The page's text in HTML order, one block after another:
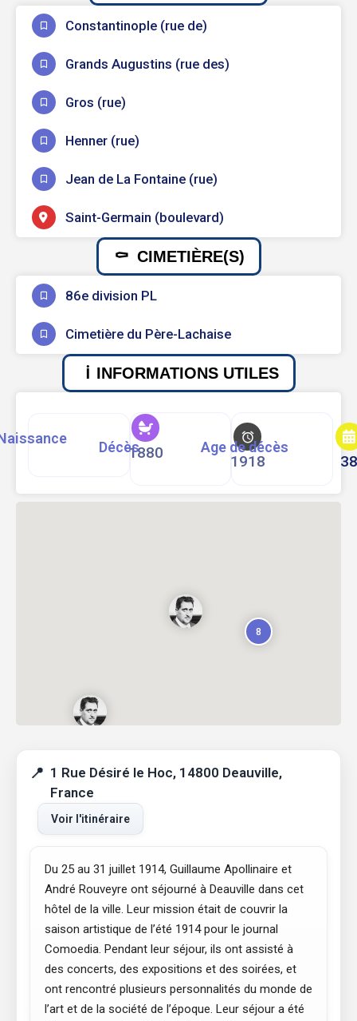
Constantinople (rue de)
Grands Augustins (rue des)
Gros (rue)
Henner (rue)
Jean de La Fontaine (rue)
Saint-Germain (boulevard)
CIMETIÈRE(S)
86e division PL
Cimetière du Père-Lachaise
INFORMATIONS UTILES
1880
Décès
1918
Age de décès
8
1 Rue Désiré le Hoc, 14800 Deauville,
France
Voir l'itinéraire
Du 25 au 31 juillet 1914, Guillaume Apollinaire et
André Rouveyre ont séjourné à Deauville dans cet
hôtel de la ville. Leur mission était de couvrir la
saison artistique de l’été 1914 pour le journal
Comoedia. Pendant leur séjour, ils ont assisté à
des concerts, des expositions et des soirées, et
ont rencontré plusieurs personnalités du monde de
l’art et de la société de l’époque. Leur séjour a été